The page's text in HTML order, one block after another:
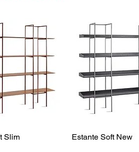
Slim Estante Soft New